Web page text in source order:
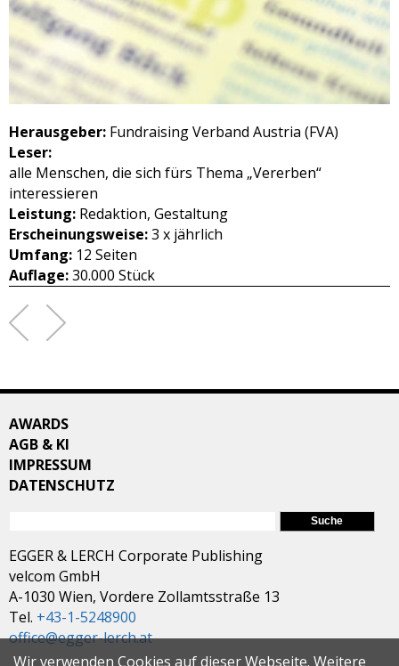
Herausgeber: Fundraising Verband Austria (FVA)
Leser:
alle Menschen, die sich fürs Thema „Vererben“
interessieren
Leistung: Redaktion, Gestaltung
Erscheinungsweise:3 x jährlich
Umfang: 12 Seiten
Auflage:30.000 Stück
AWARDS
AGB & KI
IMPRESSUM
DATENSCHUTZ
EGGER & LERCH Corporate Publishing
velcom GmbH
A-1030 Wien, Vordere Zollamtsstraße 13
Tel. +43-1-5248900
office@egger-lerch.at
Wir verwenden Cookies auf dieser Webseite. Weitere